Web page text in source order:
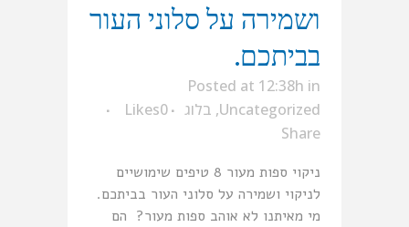
ושמירה על סלוני העור
בביתכם.
Posted at 12:38h in
Uncategorized
, בלוג 0
Likes
Share
ניקוי ספות מעור 8 טיפים שימושיים
לניקוי ושמירה על סלוני העור בביתכם.
מי מאיתנו לא אוהב ספות מעור? הם